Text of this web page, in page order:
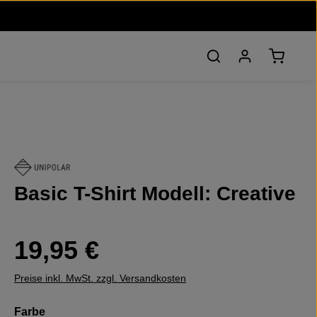
Basic T-Shirt Modell: Creative
Regulärer Preis:
19,95 €
Preise inkl. MwSt. zzgl. Versandkosten
Farbeauswählen